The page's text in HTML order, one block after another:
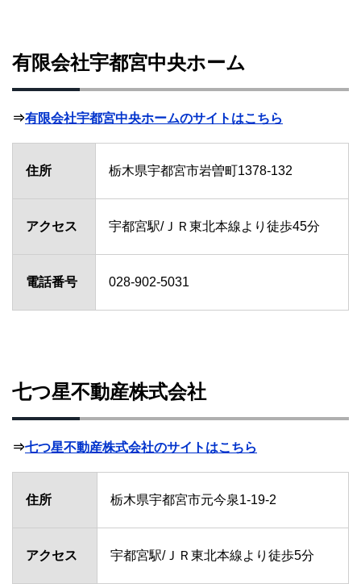
有限会社宇都宮中央ホーム
⇒有限会社宇都宮中央ホームのサイトはこちら
住所 栃木県宇都宮市岩曽町1378-132
アクセス 宇都宮駅/ＪＲ東北本線より徒歩45分
電話番号 028-902-5031
七つ星不動産株式会社
⇒七つ星不動産株式会社のサイトはこちら
住所 栃木県宇都宮市元今泉1-19-2
アクセス 宇都宮駅/ＪＲ東北本線より徒歩5分